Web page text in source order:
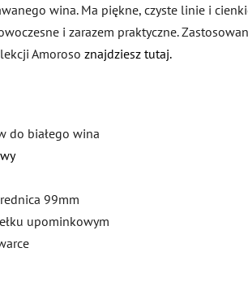
wina. Ma piękne, czyste linie i
i zarazem praktyczne.
Amoroso znajdziesz tutaj.
do białego wina
99mm
upominkowym